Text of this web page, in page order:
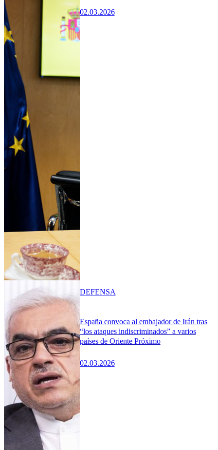
02.03.2026
España convoca al embajador de Irán tras
“los ataques indiscriminados” a varios
países de Oriente Próximo
02.03.2026
DEFENSA